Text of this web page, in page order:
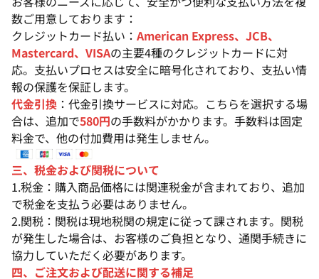
数ご用意しております：
クレジットカード払い： American Express、JCB、
Mastercard、VISAの主要4種のクレジットカードに対
応。支払いプロセスは安全に暗号化されており、支払い情
報の保護を保証します。
代金引換 ：代金引換サービスに対応。こちらを選択する場
合は、追加で580円の手数料がかかります。手数料は固定
料金で、他の付加費用は発生しません。
三、税金および関税について
1.税金：購入商品価格には関連税金が含まれており、追加
で税金を支払う必要はありません。
2.関税：関税は現地税関の規定に従って課されます。関税
が発生した場合は、お客様のご負担となり、通関手続きに
協力していただく必要があります。
四、ご注文および配送に関する補足